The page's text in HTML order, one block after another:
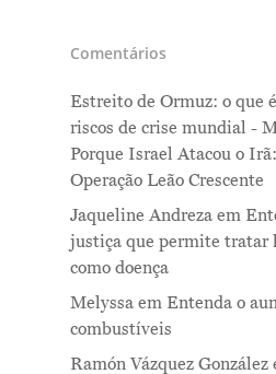
Comentários
Estreito de Ormuz: o que
riscos de crise mundial -
Porque Israel Atacou o
Operação Leão Crescente
Jaqueline Andreza em
justiça que permite tratar
como doença
Melyssa em Entenda o
combustíveis
Ramón Vázquez González